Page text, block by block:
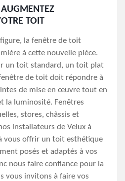
TOIT
la fenêtre de toit
à cette nouvelle pièce.
un toit standard, un toit plat
de toit doit répondre à
de mise en œuvre tout en
la luminosité. Fenêtres
stores, châssis et
installateurs de Velux à
vous offrir un toit esthétique
posés et adaptés à vos
nous faire confiance pour la
vous invitons à faire vos